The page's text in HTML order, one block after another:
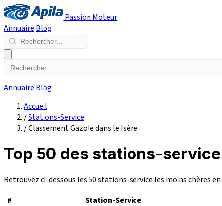
Passion Moteur
Annuaire Blog
Annuaire Blog
Accueil
/Stations-Service
/Classement Gazole dans le Isère
Top 50 des stations-
Retrouvez ci-dessous les 50 stations-service les moins chères en
#
Station-Service